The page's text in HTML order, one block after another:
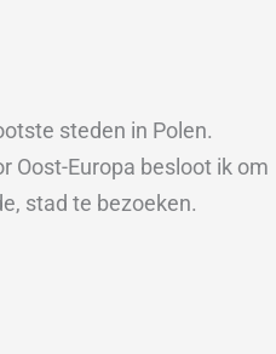
steden in Polen.
Oost-Europa besloot ik om
stad te bezoeken.